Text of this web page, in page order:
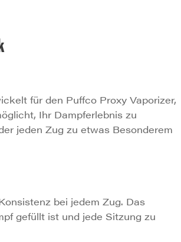
für den Puffco Proxy Vaporizer,
Ihr Dampferlebnis zu
jeden Zug zu etwas Besonderem
bei jedem Zug. Das
gefüllt ist und jede Sitzung zu